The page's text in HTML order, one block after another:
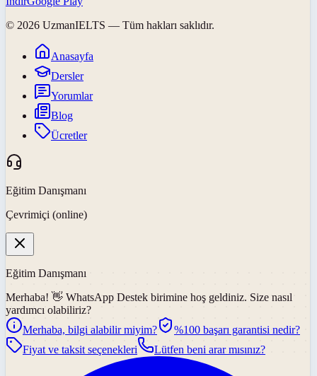
© 2026 UzmanIELTS — Tüm hakları saklıdır.
Anasayfa
Dersler
Yorumlar
Blog
Ücretler
Eğitim Danışmanı
Çevrimiçi (online)
Eğitim Danışmanı
Merhaba! 👋 WhatsApp Destek birimine hoş geldiniz. Size nasıl
yardımcı olabiliriz?
Merhaba, bilgi alabilir miyim?
%100 başarı garantisi nedir?
Fiyat ve taksit seçenekleri
Lütfen beni arar mısınız?